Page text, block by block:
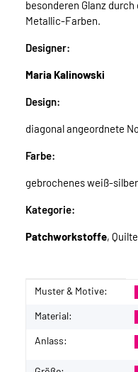
besonderen Glanz
Metallic-Farben.
Designer:
Maria Kalinowski
Design:
diagonal angeordnete
Farbe:
gebrochenes weiß-
Kategorie:
Patchworkstoffe,
Produkteigenschaft
Wert
Muster & Motive:
Material:
Anlass: